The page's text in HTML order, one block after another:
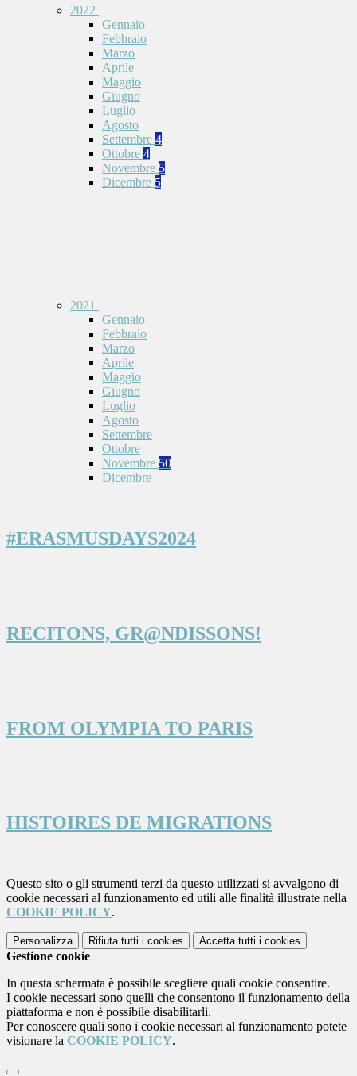
2022
Gennaio
Febbraio
Marzo
Aprile
Maggio
Giugno
Luglio
Agosto
Settembre 4
Ottobre 4
Novembre 5
Dicembre 5
2021
Gennaio
Febbraio
Marzo
Aprile
Maggio
Giugno
Luglio
Agosto
Settembre
Ottobre
Novembre 50
Dicembre
#ERASMUSDAYS2024
RECITONS, GR@NDISSONS!
FROM OLYMPIA TO PARIS
HISTOIRES DE MIGRATIONS
Questo sito o gli strumenti terzi da questo utilizzati si avvalgono di
cookie necessari al funzionamento ed utili alle finalità illustrate nella
COOKIE POLICY.
Personalizza Rifiuta tutti i cookies Accetta tutti i cookies
Gestione cookie
In questa schermata è possibile scegliere quali cookie consentire.
I cookie necessari sono quelli che consentono il funzionamento della
piattaforma e non è possibile disabilitarli.
Per conoscere quali sono i cookie necessari al funzionamento potete
visionare la COOKIE POLICY.